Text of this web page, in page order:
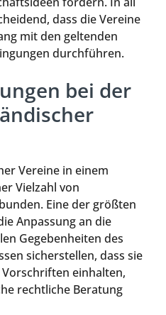
dass die Vereine
mit den geltenden
durchführen.
bei der
Vereine in einem
Vielzahl von
Eine der größten
Anpassung an die
Gegebenheiten des
sicherstellen, dass sie
einhalten,
rechtliche Beratung